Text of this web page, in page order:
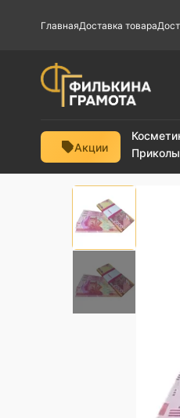
ГлавнаяДоставка товара
Акции